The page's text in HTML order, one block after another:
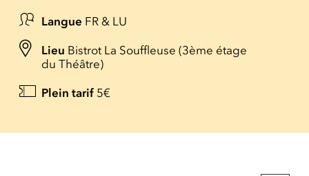
Langue FR & LU
Lieu Bistrot La Souffleuse (3ème étage
du Théâtre)
Plein tarif 5€